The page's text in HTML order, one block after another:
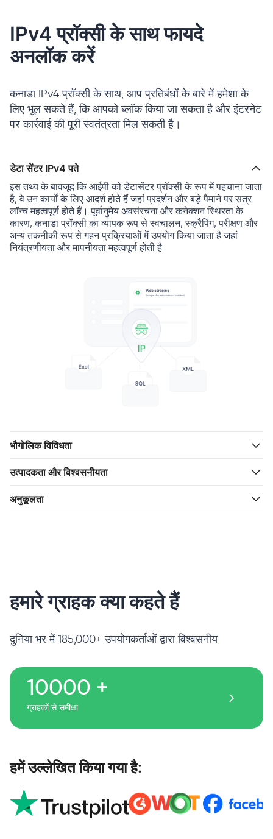
IPv4 प्रॉक्सी के साथ फायदे
अनलॉक करें
कनाडा IPv4 प्रॉक्सी के साथ, आप प्रतिबंधों के बारे में हमेशा के
लिए भूल सकते हैं, कि आपको ब्लॉक किया जा सकता है और इंटरनेट
पर कार्रवाई की पूरी स्वतंत्रता मिल सकती है।
डेटा सेंटर IPv4 पते
इस तथ्य के बावजूद कि आईपी को डेटासेंटर प्रॉक्सी के रूप में पहचाना जाता
है, वे उन कार्यों के लिए आदर्श होते हैं जहां प्रदर्शन और बड़े पैमाने पर सत्र
लॉन्च महत्वपूर्ण होते हैं। पूर्वानुमेय अवसंरचना और कनेक्शन स्थिरता के
कारण, कनाडा प्रॉक्सी का व्यापक रूप से स्वचालन, स्क्रैपिंग, परीक्षण और
अन्य तकनीकी रूप से गहन प्रक्रियाओं में उपयोग किया जाता है जहां
नियंत्रणीयता और मापनीयता महत्वपूर्ण होती है
भौगोलिक विविधता
उत्पादकता और विश्वसनीयता
अनुकूलता
हमारे ग्राहक क्या कहते हैं
दुनिया भर में 185,000+ उपयोगकर्ताओं द्वारा विश्वसनीय
10000 +
ग्राहकों से समीक्षा
हमें उल्लेखित किया गया है: